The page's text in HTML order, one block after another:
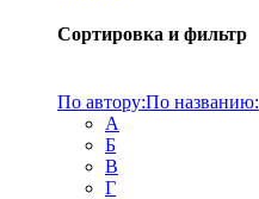
Сортировка и фильтр
По автору:По названию:
А
Б
В
Г